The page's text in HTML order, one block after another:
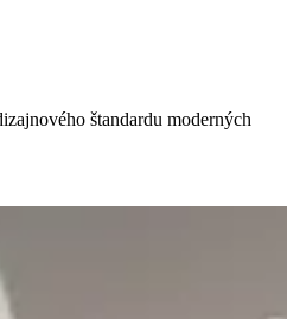
štandardu moderných